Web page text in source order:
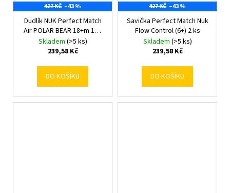
427 KČ –43 %
Dudlík NUK Perfect Match
Air POLAR BEAR 18+m 1ks
box 18+ m
Skladem (>5 ks)
239,58 Kč
DO KOŠÍKU
427 KČ –43 %
Savička Perfect Match Nuk
Flow Control (6+) 2 ks
Skladem (>5 ks)
239,58 Kč
DO KOŠÍKU